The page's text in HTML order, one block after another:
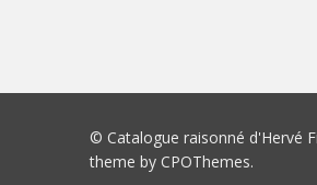
© Catalogue raisonné d'Hervé
theme by CPOThemes.